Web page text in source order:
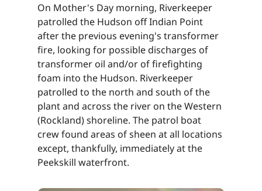
On Mother's Day morning, Riverkeeper
patrolled the Hudson off Indian Point
after the previous evening's transformer
fire, looking for possible discharges of
transformer oil and/or of firefighting
foam into the Hudson. Riverkeeper
patrolled to the north and south of the
plant and across the river on the Western
(Rockland) shoreline. The patrol boat
crew found areas of sheen at all locations
except, thankfully, immediately at the
Peekskill waterfront.​​​​‌ ‍ ​‍​‍‌‍ ‌ ​‍‌‍‍‌‌‍‌ ‌‍‍‌‌‍ ‍​‍​‍​ ‍‍​‍​‍‌ ​ ‌‍​‌‌‍ ‍‌‍‍‌‌ ‌​‌ ‍‌​‍ ‍‌‍‍‌‌‍ ​‍​‍​‍ ​​‍​‍‌‍‍​‌ ​‍‌‍‌‌‌‍‌‍​‍​‍​ ‍‍​‍​‍‌‍‍​‌ ‌​‌ ‌​‌ ​​‌ ​ ​ ‍‍​‍ ​‍ ‌‍​ ‌‍ ‌‌ ​ ​‍ ‍‌‍ ‌‌‍​‌‌‍‍‌‌‍ ‍​‍ ‍​ ​‍​ ​​​ ​‍​ ‌​‌ ​‍‌‍‌‌‌‍‌​‌‍‌‌‌ ​ ‌‍‍‌‌‍‌ ‌‍ ‍​‍ ‍‌ ​‍‌‍‍‌‌ ‌‍‌‍‌‌‌ ​‍‌‍‍ ‌‍‌‌‌‍‌‌‌ ​​‌‍‌‌‌ ​‍​‍ ‍‌‍ ‌ ​‍‌‍‌ ​‍ ‌‍‍‌‌‍ ‍‌ ‌​‌‍‌‌‌‍ ‍‌ ‌​​‍ ‌‍‌‌‌‍‌​‌‍‍‌‌ ‌​​‍ ‌‍ ‌‌‍ ‌‍‌​‌‍‌‌​ ‌‌ ​​‌ ​‍‌‍‌‌‌ ​ ‌‍‌‌‌‍ ‍‌ ‌​‌‍​‌‌ ‌​‌‍‍‌‌‍ ‌‍ ‍​ ‍ ‌‍‍‌‌‍‌​​ ‌​ ‌​​ ‍​‌‍​‌​ ‌‌‌‍​ ​ ‌​​ ‌ ‌‍‌​​‍ ‌​ ‍‌​ ‍​‌‍‌‍​ ‌‍​‍ ‌​ ‌​‌‍‌‌​ ‍​‌‍‌‍​‍ ‌​ ‍‌​ ​‌​ ‌ ​ ‌ ​‍ ‌​ ‌‍‌‍‌​‌‍‌‍​ ‌​‌‍‌‌​ ​‌‌‍​‌​ ‍​​ ‍​​ ‍‌‌‍​ ‌‍​‌​ ‍ ‌ ‌​‌ ‍‌‌ ​​‌‍‌‌​ ‌‌‍​‌‌ ​‍‌ ‌​‌‍‍‌‌‍​ ‌‍ ​‌‍‌‌​ ‍ ‌ ​​‌‍​‌‌ ‌​‌‍‍​​ ‌‌‍​ ‌‍ ‌‍ ‍‌ ‌​‌‍‌‌‌‍ ‍‌ ‌​​‍‌‌​ ‌‌‌​​‍‌‌ ‌‍‍ ‌‍‌‌‌ ‍‌​‍‌‌​ ​ ‌​‌​​‍‌‌​ ​ ‌​‌​​‍‌‌​ ​‍​ ​‍‌‍​‌​ ‌ ‌‍​‍‌‍​‌‌‍‌‍​ ‌​‌‍​ ​ ​‌‌‍‌​‌‍​‍​ ‍​‌‍​‌​‍‌‌​ ​‍​ ​‍​‍‌‌​ ‌‌‌​‌​​‍ ‍‌‍​ ‌‍‍​‌‍‍‌‌‍ ​‌‍‌​‌ ​‍‌‍‌‌‌‍ ‍​‍‌‌​ ‌‌‌​​‍‌‌ ‌‍‍ ‌‍‌‌‌ ‍‌​‍‌‌​ ​ ‌​‌​​‍‌‌​ ​ ‌​‌​​‍‌‌​ ​‍​ ​‍‌‍​‌​ ‌ ‌‍​‍‌‍​‌‌‍‌‍​ ‌​‌‍​ ​ ​‌‌‍‌​‌‍​‍​ ‍​‌‍​‌​ ​​​‍‌‌​ ​‍​ ​‍​‍‌‌​ ‌‌‌​‌​​‍ ‍‌ ‌​‌‍‌‌‌ ‍​‌ ‌​​ ‌‍​‍‌‍​‌‌ ​ ‌‍‌‌‌‌‌‌‌ ​‍‌‍ ​​ ‌‌‍‍​‌ ‌​‌ ‌​‌ ​​‌ ​ ​‍‌‌​ ​ ‌​​‌​‍‌‌​ ​‍‌​‌‍​‍‌‌​ ​‍‌​‌‍‌‍​ ‌‍ ‌‌ ​ ​‍ ‍‌‍ ‌‌‍​‌‌‍‍‌‌‍ ‍​‍ ‍​ ​‍​ ​​​ ​‍​ ‌​‌ ​‍‌‍‌‌‌‍‌​‌‍‌‌‌ ​ ‌‍‍‌‌‍‌ ‌‍ ‍​‍ ‍‌ ​‍‌‍‍‌‌ ‌‍‌‍‌‌‌ ​‍‌‍‍ ‌‍‌‌‌‍‌‌‌ ​​‌‍‌‌‌ ​‍​‍ ‍‌‍ ‌ ​‍‌‍‌ ​‍‌‍‌‍‍‌‌‍‌​​ ‌​ ‌​​ ‍​‌‍​‌​ ‌‌‌‍​ ​ ‌​​ ‌ ‌‍‌​​‍ ‌​ ‍‌​ ‍​‌‍‌‍​ ‌‍​‍ ‌​ ‌​‌‍‌‌​ ‍​‌‍‌‍​‍ ‌​ ‍‌​ ​‌​ ‌ ​ ‌ ​‍ ‌​ ‌‍‌‍‌​‌‍‌‍​ ‌​‌‍‌‌​ ​‌‌‍​‌​ ‍​​ ‍​​ ‍‌‌‍​ ‌‍​‌​‍‌‍‌ ‌​‌ ‍‌‌ ​​‌‍‌‌​ ‌‌‍​‌‌ ​‍‌ ‌​‌‍‍‌‌‍​ ‌‍ ​‌‍‌‌​‍‌‍‌ ​​‌‍​‌‌ ‌​‌‍‍​​ ‌‌‍​ ‌‍ ‌‍ ‍‌ ‌​‌‍‌‌‌‍ ‍‌ ‌​​‍‌‌​ ‌‌‌​​‍‌‌ ‌‍‍ ‌‍‌‌‌ ‍‌​‍‌‌​ ​ ‌​‌​​‍‌‌​ ​ ‌​‌​​‍‌‌​ ​‍​ ​‍‌‍​‌​ ‌ ‌‍​‍‌‍​‌‌‍‌‍​ ‌​‌‍​ ​ ​‌‌‍‌​‌‍​‍​ ‍​‌‍​‌​‍‌‌​ ​‍​ ​‍​‍‌‌​ ‌‌‌​‌​​‍ ‍‌‍​ ‌‍‍​‌‍‍‌‌‍ ​‌‍‌​‌ ​‍‌‍‌‌‌‍ ‍​‍‌‌​ ‌‌‌​​‍‌‌ ‌‍‍ ‌‍‌‌‌ ‍‌​‍‌‌​ ​ ‌​‌​​‍‌‌​ ​ ‌​‌​​‍‌‌​ ​‍​ ​‍‌‍​‌​ ‌ ‌‍​‍‌‍​‌‌‍‌‍​ ‌​‌‍​ ​ ​‌‌‍‌​‌‍​‍​ ‍​‌‍​‌​ ​​​‍‌‌​ ​‍​ ​‍​‍‌‌​ ‌‌‌​‌​​‍ ‍‌ ‌​‌‍‌‌‌ ‍​‌ ‌​​‍‌‍‌ ​​‌‍‌‌‌ ​‍‌ ​ ‌ ​​‌‍‌‌‌‍​ ‌ ‌​‌‍‍‌‌ ‌‍‌‍‌‌​ ‌‌ ​​‌ ‌‌‌‍​‍‌‍ ​‌‍‍‌‌ ​ ‌‍‍​‌‍‌‌‌‍‌​​‍​‍‌ ‌